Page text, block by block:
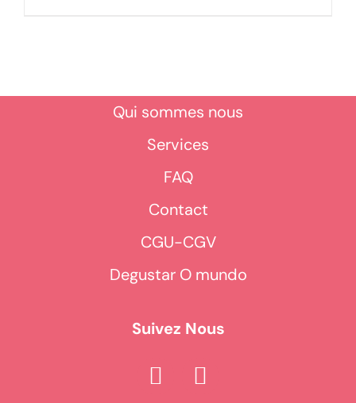
Qui sommes nous
Services
FAQ
Contact
CGU-CGV
Degustar O mundo
Suivez Nous